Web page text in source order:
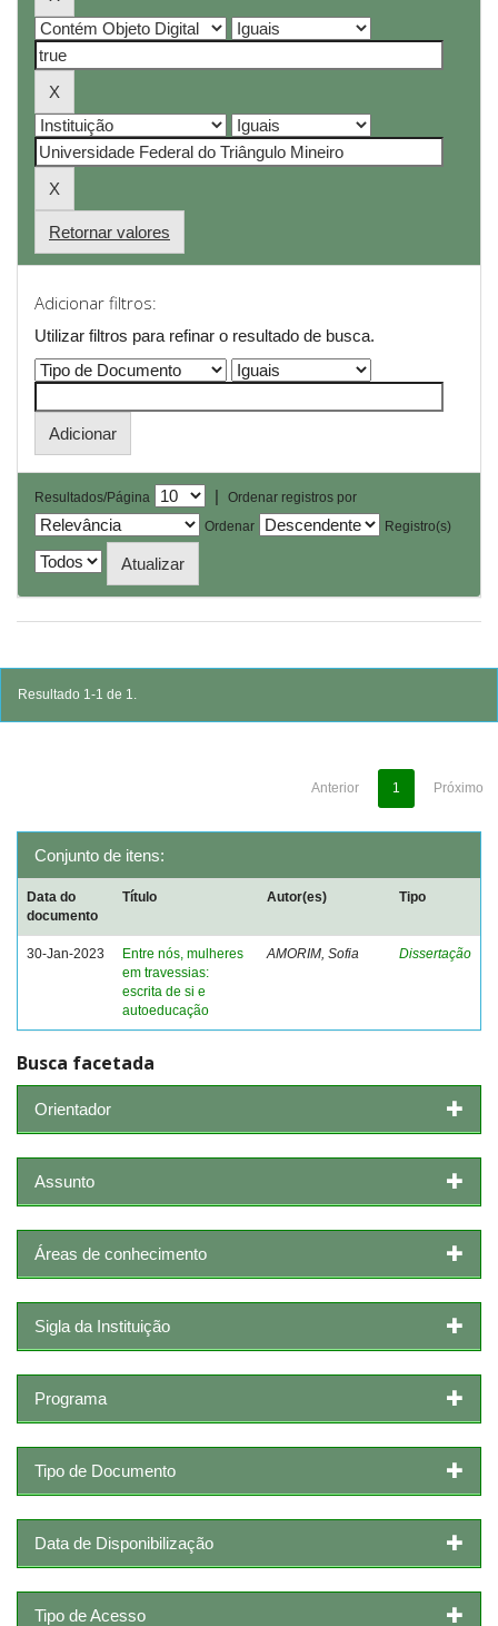
Retornar valores
Adicionar filtros:
Utilizar filtros para refinar o resultado de busca.
Resultados/Página |
Ordenar registros por
Ordenar
Registro(s)
Resultado 1-1 de 1.
Anterior 1 Próximo
Conjunto de itens:
Data do
documento
Título Autor(es) Tipo
30-Jan-2023
Entre nós, mulheres
em travessias:
escrita de si e
autoeducação
AMORIM, Sofia Dissertação
Busca facetada
Orientador
Assunto
Áreas de conhecimento
Sigla da Instituição
Programa
Tipo de Documento
Data de Disponibilização
Tipo de Acesso